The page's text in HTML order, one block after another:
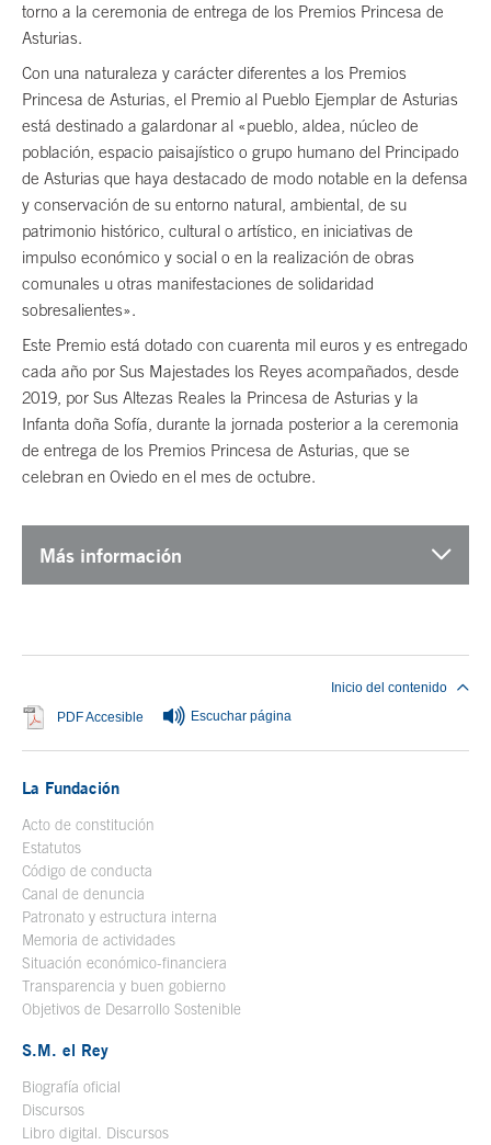
torno a la ceremonia de entrega de los Premios Princesa de
Asturias.
Con una naturaleza y carácter diferentes a los Premios
Princesa de Asturias, el Premio al Pueblo Ejemplar de Asturias
está destinado a galardonar al «pueblo, aldea, núcleo de
población, espacio paisajístico o grupo humano del Principado
de Asturias que haya destacado de modo notable en la defensa
y conservación de su entorno natural, ambiental, de su
patrimonio histórico, cultural o artístico, en iniciativas de
impulso económico y social o en la realización de obras
comunales u otras manifestaciones de solidaridad
sobresalientes».
Este Premio está dotado con cuarenta mil euros y es entregado
cada año por Sus Majestades los Reyes acompañados, desde
2019, por Sus Altezas Reales la Princesa de Asturias y la
Infanta doña Sofía, durante la jornada posterior a la ceremonia
de entrega de los Premios Princesa de Asturias, que se
celebran en Oviedo en el mes de octubre.
Más información
PDF Accesible Se abre en ventana nueva
Escuchar página
Inicio del contenido
La Fundación
Acto de constitución
Estatutos
Código de conducta
Canal de denuncia
Patronato y estructura interna
Memoria de actividades
Situación económico-financiera
Transparencia y buen gobierno
Objetivos de Desarrollo Sostenible
S.M. el Rey
Biografía oficial
Discursos
Libro digital. Discursos